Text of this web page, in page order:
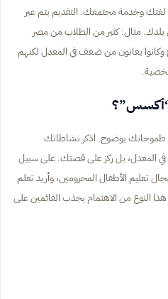
وخدمة مجتمعك. التقديم يتم عبر
في بلدك. مثال: كثير من الطلاب من مصر
وكانوا يعانون من ضعف في المعدل لكنهم
“أكسس”؟
بوضوح. اذكر نشاطاتك
في المعدل، بل ركز على قصتك. على سبيل
تعليم الأطفال المحرومين، وأريد تعلم
النوع من الاهتمام يجذب القائمين على